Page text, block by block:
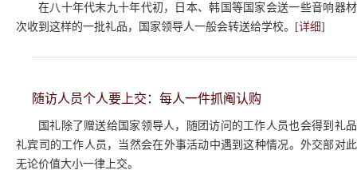
在八十年代末九十年代初，日本、韩国等国家会送一些音响器
次收到这样的一批礼品，国家领导人一般会转送给学校。[详细]
随访人员个人要上交：每人一件抓阄认购
国礼除了赠送给国家领导人，随团访问的工作人员也会得到礼
礼宾司的工作人员，当然会在外事活动中遇到这种情况。外交部对
无论价值大小一律上交。